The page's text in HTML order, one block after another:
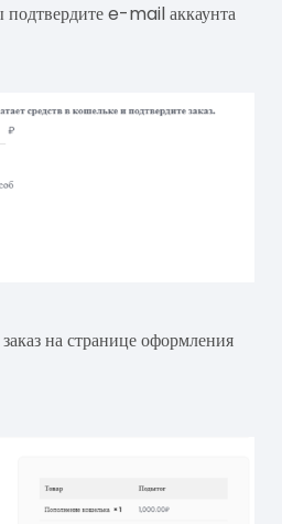
e-mail аккаунта
на странице оформления